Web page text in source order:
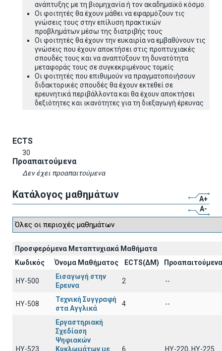
ανάπτυξης με τη βιομηχανία ή τον ακαδημαϊκό κόσμο.
Οι φοιτητές θα έχουν μάθει να εφαρμόζουν τις
γνώσεις τους στην επίλυση πρακτικών
προβλημάτων μέσω της διατριβής τους
Οι φοιτητές θα έχουν την ευκαιρία να εμβαθύνουν τις
γνώσεις που έχουν αποκτήσει στις προπτυχιακές
σπουδές τους και να αναπτύξουν τη δυνατότητα
μεταφοράς τους σε συγκεκριμένους τομείς
Οι φοιτητές που επιθυμούν να πραγματοποιήσουν
διδακτορικές σπουδές θα έχουν εκτεθεί σε
ερευνητικά περιβάλλοντα και θα έχουν αποκτήσει
δεξιότητες και ικανότητες για τη διεξαγωγή έρευνας
ECTS
30
Προαπαιτούμενα
Δεν έχει προαπαιτούμενα
Κατάλογος μαθημάτων
A+
A-
Προσφερόμενα Μεταπτυχιακά Μαθήματα
Κωδικός
Όνομα Μαθήματος ECTS(ΔΜ) Προαπαιτούμενα
ΗΥ-500
Εισαγωγή στην
Ερευνα
2 --
ΗΥ-508
Τεχνική Συγγραφή
στα Αγγλικά
4 --
ΗΥ-523
Εργαστηριακή
Σχεδίαση
Ψηφιακών
Κυκλωμάτων με
6 ΗΥ-220, ΗΥ-225